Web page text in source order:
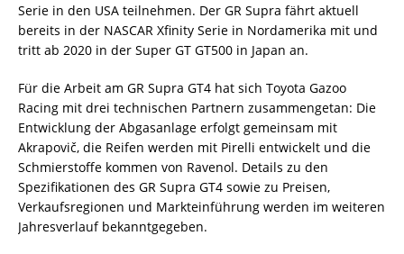
Serie in den USA teilnehmen. Der GR Supra fährt aktuell
bereits in der NASCAR Xfinity Serie in Nordamerika mit und
tritt ab 2020 in der Super GT GT500 in Japan an.
Für die Arbeit am GR Supra GT4 hat sich Toyota Gazoo
Racing mit drei technischen Partnern zusammengetan: Die
Entwicklung der Abgasanlage erfolgt gemeinsam mit
Akrapovič, die Reifen werden mit Pirelli entwickelt und die
Schmierstoffe kommen von Ravenol. Details zu den
Spezifikationen des GR Supra GT4 sowie zu Preisen,
Verkaufsregionen und Markteinführung werden im weiteren
Jahresverlauf bekanntgegeben.